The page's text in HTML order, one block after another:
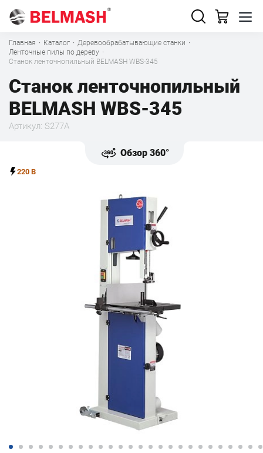
Главная · Каталог · Деревообрабатывающие станки ·
Ленточные пилы по дереву ·
Станок ленточнопильный BELMASH WBS-345
Станок ленточнопильный
BELMASH WBS-345
Артикул: S277A
Обзор 360°
220 В